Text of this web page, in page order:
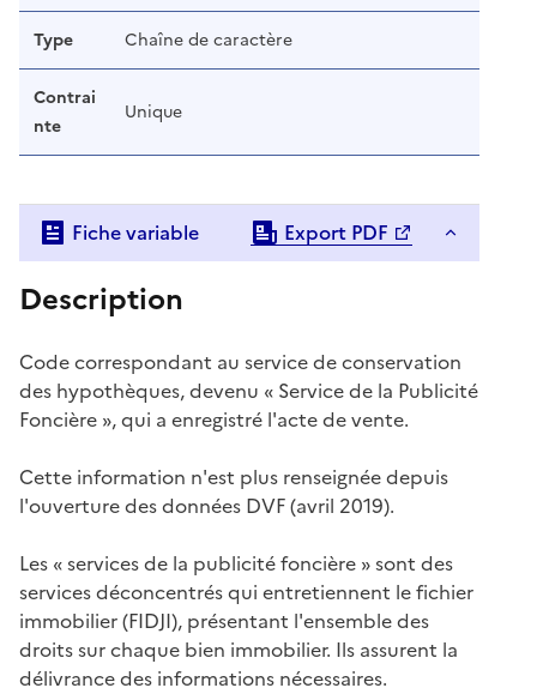
Type Chaîne de caractère
Contrai
nte
Unique
Fiche variable Export PDF
Description
Code correspondant au service de conservation
des hypothèques, devenu « Service de la Publicité
Foncière », qui a enregistré l'acte de vente.
Cette information n'est plus renseignée depuis
l'ouverture des données DVF (avril 2019).
Les « services de la publicité foncière » sont des
services déconcentrés qui entretiennent le fichier
immobilier (FIDJI), présentant l'ensemble des
droits sur chaque bien immobilier. Ils assurent la
délivrance des informations nécessaires.